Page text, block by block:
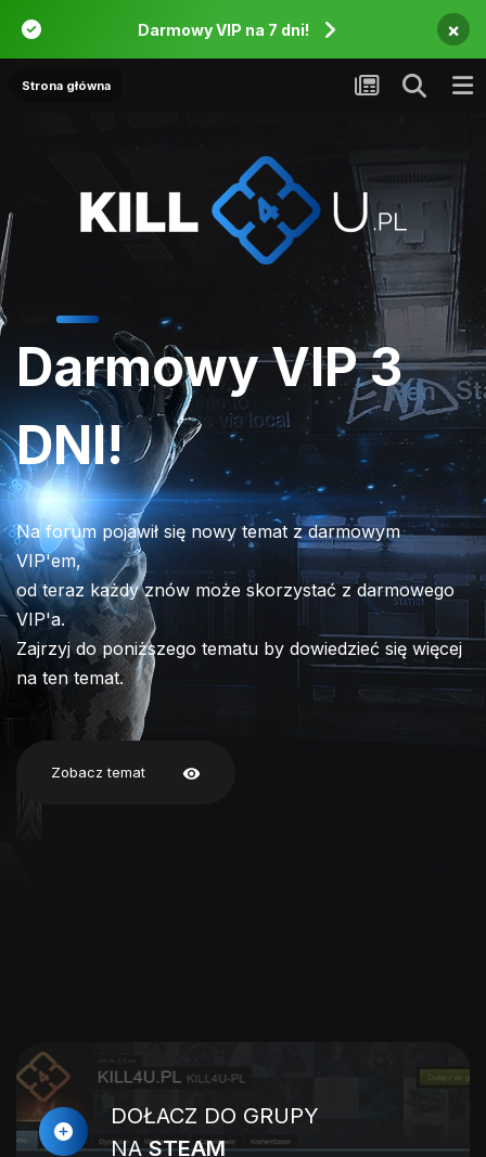
Darmowy VIP na 7 dni! ×
Strona główna
Darmowy VIP 3
DNI!
Na forum pojawił się nowy temat z darmowym
VIP'em,
od teraz każdy znów może skorzystać z darmowego
VIP'a.
Zajrzyj do poniższego tematu by dowiedzieć się więcej
na ten temat.
Zobacz temat visibility
DOŁACZ DO GRUPY
NASTEAM